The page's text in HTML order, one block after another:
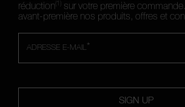
réduction (1)
sur votre première
avant-première nos produits, offres et
*
ADRESSE E-MAIL
SIGN UP